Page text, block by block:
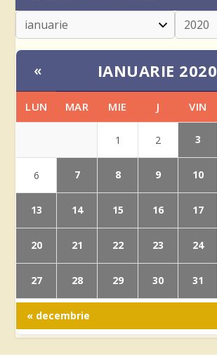
« IANUARIE 2020
LUN MAR MIE J VIN
1 2 3
6 7 8 9 10
13 14 15 16 17
20 21 22 23 24
27 28 29 30 31
« decembrie